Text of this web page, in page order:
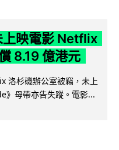
映電影 Netflix
8.19 億港元
洛杉磯辦公室被竊，未上
》母帶亦告失蹤。電影...